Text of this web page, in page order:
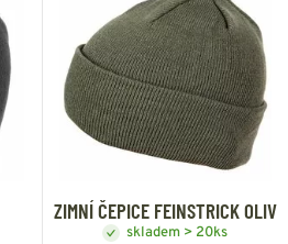
ZIMNÍ ČEPICE FEINSTRICK OLIV
skladem > 20ks